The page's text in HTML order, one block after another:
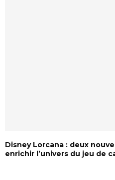
Disney Lorcana : deux
enrichir l’univers du jeu de